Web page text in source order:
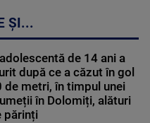
ȘI...
de 14 ani a
după ce a căzut în gol
de metri, în timpul unei
în Dolomiți, alături
părinți